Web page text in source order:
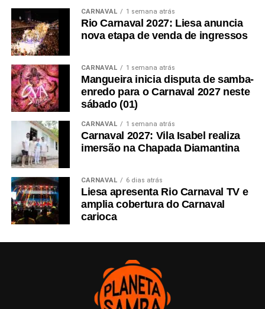
CARNAVAL 1 semana atrás
Rio Carnaval 2027: Liesa anuncia
nova etapa de venda de ingressos
CARNAVAL 1 semana atrás
Mangueira inicia disputa de samba-
enredo para o Carnaval 2027 neste
sábado (01)
CARNAVAL 1 semana atrás
Carnaval 2027: Vila Isabel realiza
imersão na Chapada Diamantina
CARNAVAL 6 dias atrás
Liesa apresenta Rio Carnaval TV e
amplia cobertura do Carnaval
carioca